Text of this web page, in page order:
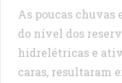
As poucas chuvas
do nível dos
hidrelétricas e
caras, resultaram